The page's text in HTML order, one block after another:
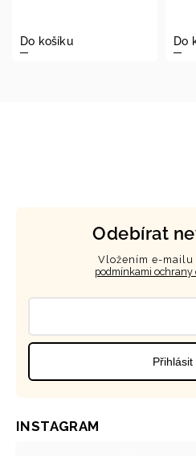
Do košíku
Odebírat
Vložením e-mailu
podmínkami ochrany
Přihlásit
INSTAGRAM